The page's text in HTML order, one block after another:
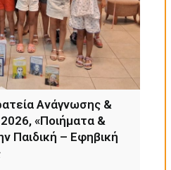
Ανάγνωσης &
«Ποιήματα &
Παιδική – Εφηβική